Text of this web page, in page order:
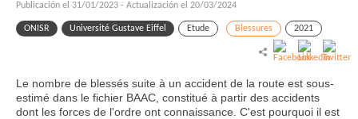
Publicación el 31/01/2023 - Actualización el 20/03/2024
ONISR Université Gustave Eiffel Etude Blessures 2021
Le nombre de blessés suite à un accident de la route est sous-
estimé dans le fichier BAAC, constitué à partir des accidents
dont les forces de l'ordre ont connaissance. C'est pourquoi il est